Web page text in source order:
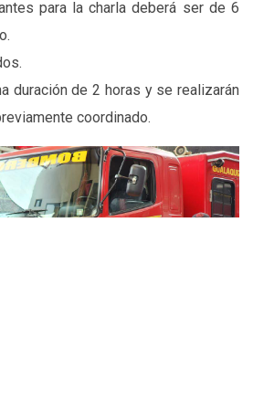
para la charla deberá ser de 6
duración de 2 horas y se realizarán
coordinado.